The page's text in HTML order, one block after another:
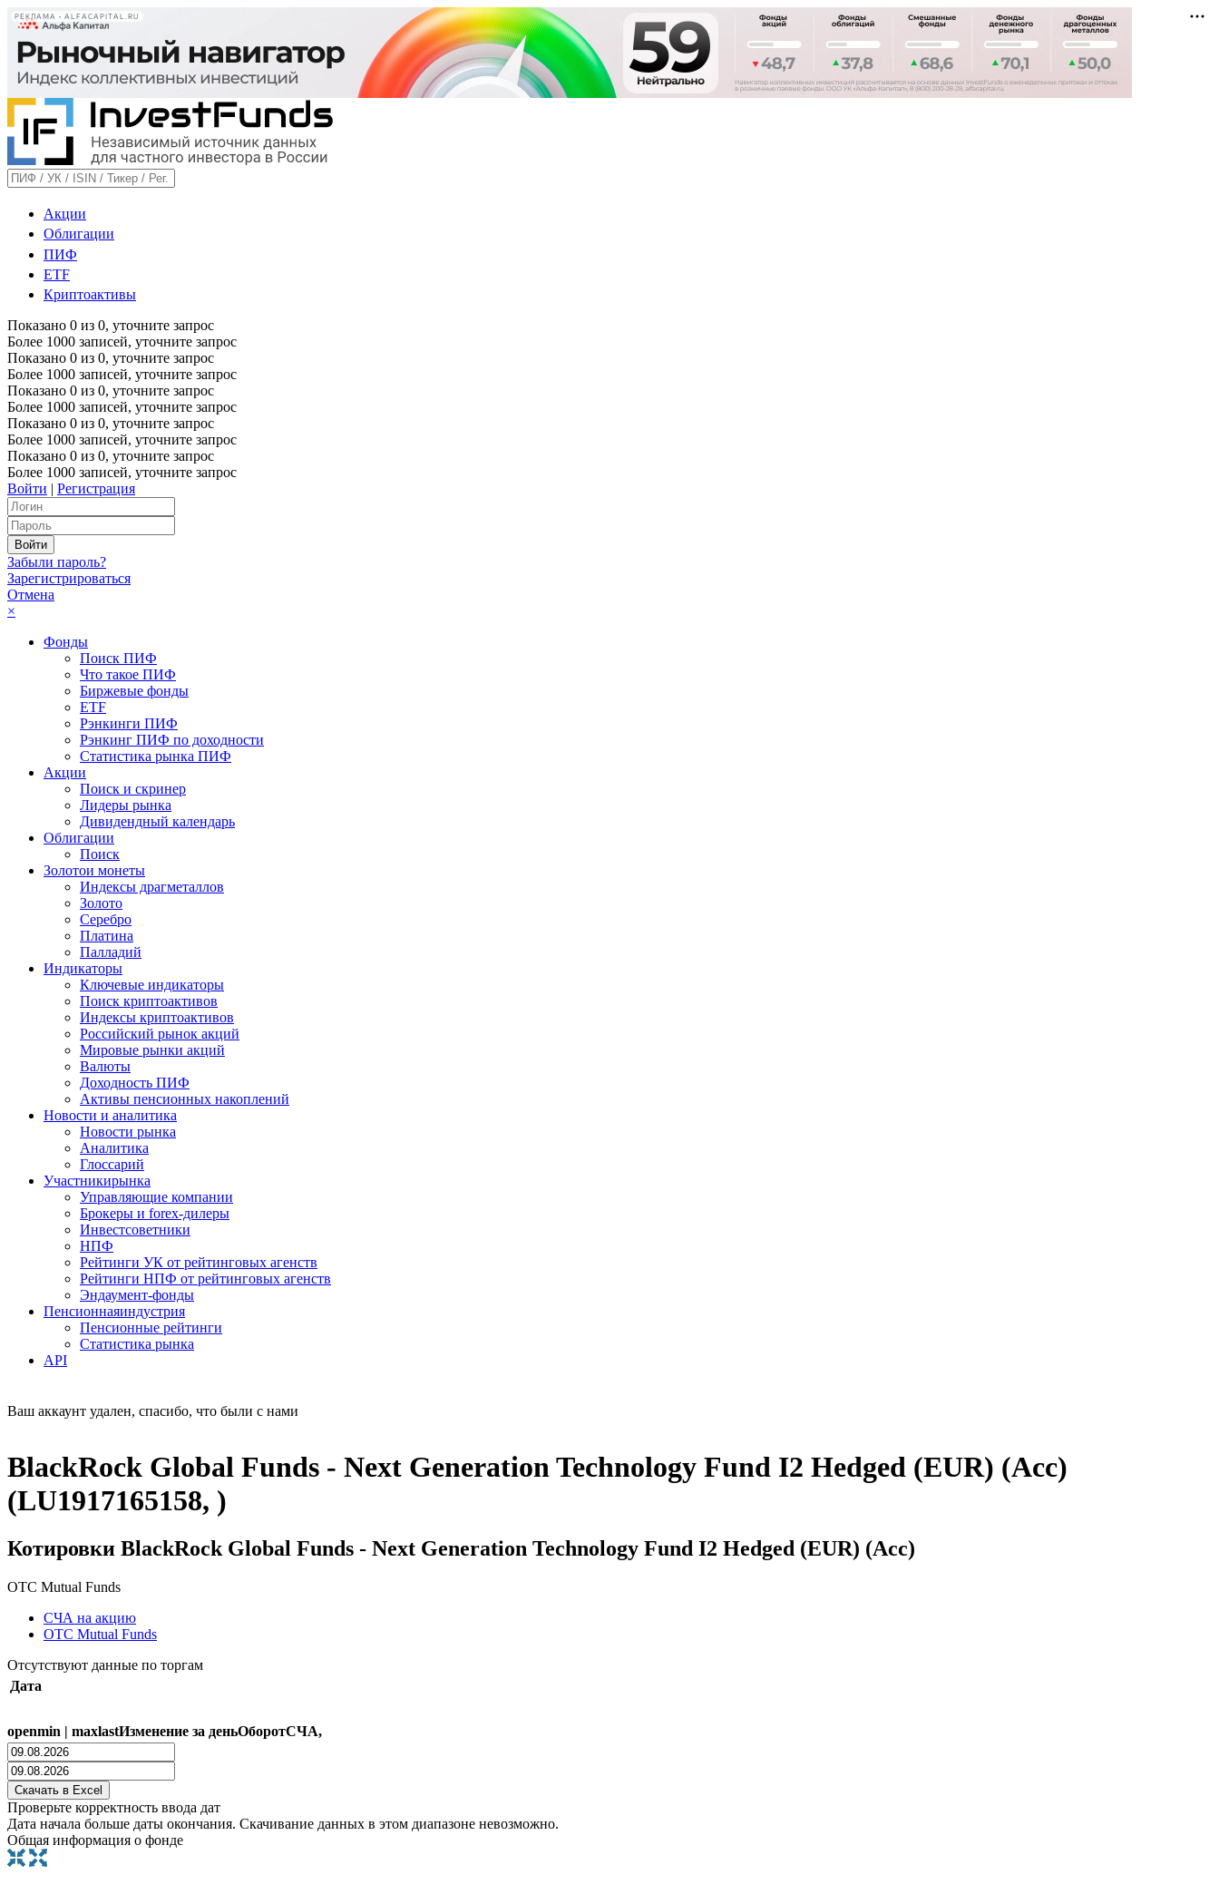
РЕКЛАМА • ALFACAPITAL.RU
Акции
Облигации
ПИФ
ETF
Криптоактивы
Показано 0 из 0, уточните запрос
Более 1000 записей, уточните запрос
Показано 0 из 0, уточните запрос
Более 1000 записей, уточните запрос
Показано 0 из 0, уточните запрос
Более 1000 записей, уточните запрос
Показано 0 из 0, уточните запрос
Более 1000 записей, уточните запрос
Показано 0 из 0, уточните запрос
Более 1000 записей, уточните запрос
Войти | Регистрация
Забыли пароль?
Зарегистрироваться
Отмена
×
Фонды
Поиск ПИФ
Что такое ПИФ
Биржевые фонды
ETF
Рэнкинги ПИФ
Рэнкинг ПИФ по доходности
Статистика рынка ПИФ
Акции
Поиск и скринер
Лидеры рынка
Дивидендный календарь
Облигации
Поиск
Золотои монеты
Индексы драгметаллов
Золото
Серебро
Платина
Палладий
Индикаторы
Ключевые индикаторы
Поиск криптоактивов
Индексы криптоактивов
Российский рынок акций
Мировые рынки акций
Валюты
Доходность ПИФ
Активы пенсионных накоплений
Новости и аналитика
Новости рынка
Аналитика
Глоссарий
Участникирынка
Управляющие компании
Брокеры и forex-дилеры
Инвестсоветники
НПФ
Рейтинги УК от рейтинговых агенств
Рейтинги НПФ от рейтинговых агенств
Эндаумент-фонды
Пенсионнаяиндустрия
Пенсионные рейтинги
Статистика рынка
API
Ваш аккаунт удален, спасибо, что были с нами
BlackRock Global Funds - Next Generation Technology Fund I2 Hedged (EUR) (Acc)
(LU1917165158, )
Котировки BlackRock Global Funds - Next Generation Technology Fund I2 Hedged (EUR) (Acc)
OTC Mutual Funds
СЧА на акцию
OTC Mutual Funds
Отсутствуют данные по торгам
Дата
openmin | maxlastИзменение за деньОборотСЧА,
Проверьте корректность ввода дат
Дата начала больше даты окончания. Скачивание данных в этом диапазоне невозможно.
Общая информация о фонде